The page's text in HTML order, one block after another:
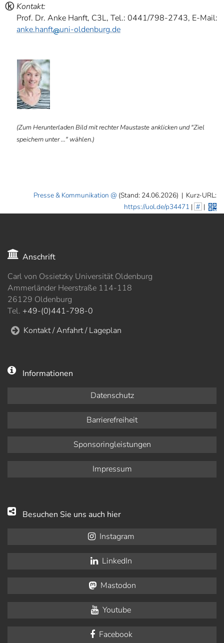
ⓚ Kontakt:
Prof. Dr. Anke Hanft, C3L, Tel.: 0441/798-2743, E-Mail:
anke.hanft
uni-oldenburg.de
(Zum Herunterladen Bild mit rechter Maustaste anklicken und "Ziel
speichern unter ..." wählen.)
Presse & Kommunikation (Stand: 24.06.2026) | Kurz-URL:
https://uol.de/p34471 | # |
Anschrift
Carl von Ossietzky Universität Oldenburg
Ammerländer Heerstraße 114-118
26129 Oldenburg
Tel. +49-(0)441-798-0
Kontakt / Anfahrt / Lageplan
Informationen
Datenschutz
Barrierefreiheit
Sponsoringleistungen
Impressum
Besuchen Sie uns auch hier
Instagram
LinkedIn
Mastodon
Youtube
Facebook